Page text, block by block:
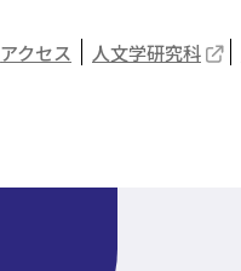
アクセス 人文学研究科